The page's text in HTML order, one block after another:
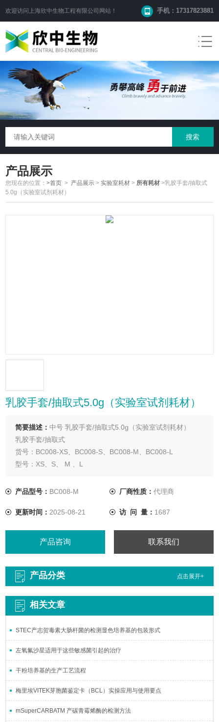
欢迎访问 上海欣中生物工程有限公司 网站！ 手机：17317823881
产品展示
您现在的位置：>首页 > 产品展示 >实验室耗材 > 所有耗材 >乳胶手套/抽取式
5.0g（实验室试剂耗材）
乳胶手套/抽取式5.0g（实验室试剂耗材）
简要描述：中号 乳胶手套/抽取式5.0g（实验室试剂耗材）
乳胶手套/抽取式
货号：BC008-XS、BC008-S、BC008-M、BC008-L
型号：XS、S、 M 、L
• 抗拉强度高，呵护备至
• 全微麻表面，增强干湿抓握能力
• 左右手通用，穿戴方便
产品型号： BC008-M 厂商性质： 代理商
更新时间： 2025-08-21 访 问 量： 1687
产品咨询 联系我们
产品分类 点击展开+
相关文章
STEC产志贺毒素大肠杆菌的检测显色培养基的包装形式
左氧氟沙星适用于这些敏感菌引起的治疗
干粉培养基的生产工艺流程
梅里埃VITEK芽胞菌鉴定卡（BCL）实操应用与使用要点
mSuperCARBATM 产碳青霉烯酶的检测方法